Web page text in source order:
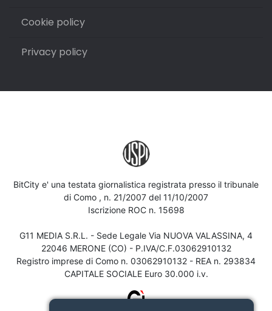
Cookie policy
Privacy policy
BitCity e' una testata giornalistica registrata presso il tribunale
di Como , n. 21/2007 del 11/10/2007
Iscrizione ROC n. 15698
G11 MEDIA S.R.L. - Sede Legale Via NUOVA VALASSINA, 4
22046 MERONE (CO) - P.IVA/C.F.03062910132
Registro imprese di Como n. 03062910132 - REA n. 293834
CAPITALE SOCIALE Euro 30.000 i.v.